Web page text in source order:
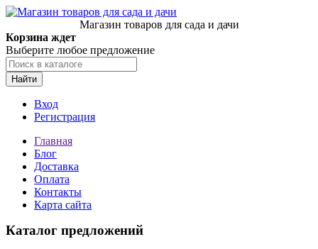
Магазин товаров для сада и дачи
Корзина ждет
Выберите любое предложение
Найти
Вход
Регистрация
Главная
Блог
Доставка
Оплата
Контакты
Карта сайта
Каталог предложений